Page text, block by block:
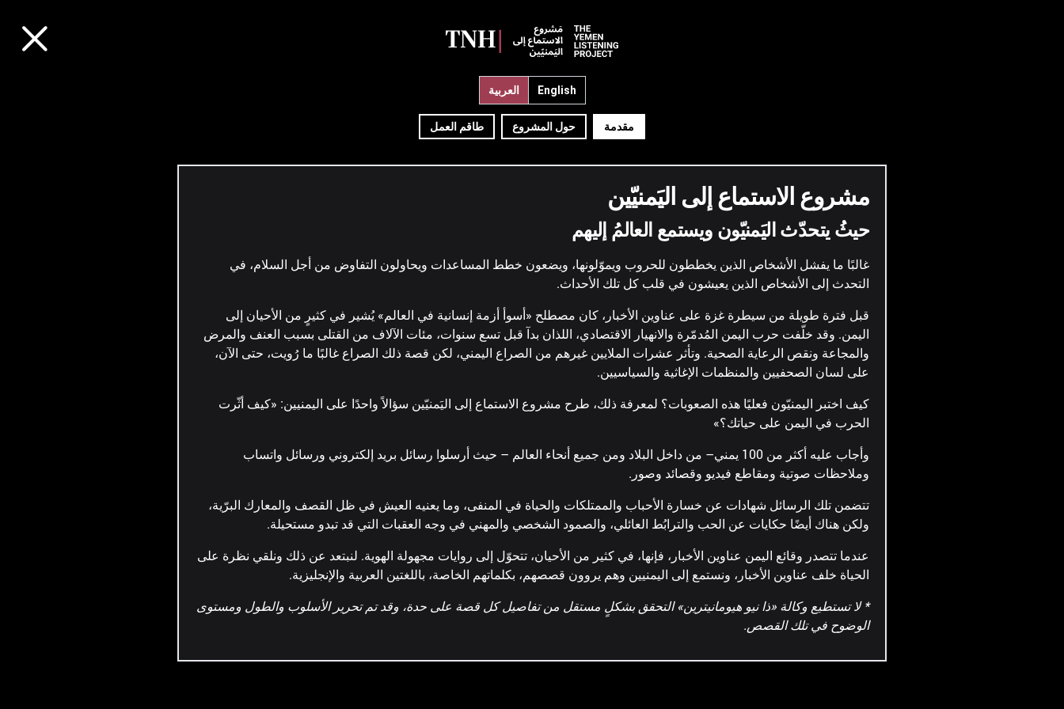
← جميع القصص →
الخميس الدّامي
وضحه شمسان، 39، من تعز
في صيف ٢٠١٩، الموافق ٣ أكتوبر، يوم الخميس الدّامي الذي قُتل فيه أخي أسامة الأشعري ورفيقه في
مدينة التربة، بمحافظة تعز، عمدًا وظلمًا أمام الجميع في الشارع العام لمديريّتنا، الذي أحدث رعبًا وفزعًا
لكل من كان هناك: نساء وأطفال ورجال. قتلوا على أيدي من يمثّلون الدولة، جنود ومن على متن سيارات
الدولة العسكرية. قتلوا فيها ابنائه وزوجته وأهله الذين كانوا ينتظرون عودته من السوق إلى البيت، ولكنّه
عاد جثة هامدة هو ورفيقه. وها نحن نقاضي جهات نافذة على سلطة القضاء والأمن الذي يحاول تمييع
القضية وإضاعة حق دماء أبرياء مثلهم مثل الكثير. هذا ما خلّفته حرب اليمن.
English العربية
مقدمة حول المشروع طاقم العمل
مشروع الاستماع إلى اليَمنيّين
حيثُ يتحدّث اليَمنيّون ويستمع العالمُ إليهم
غالبًا ما يفشل الأشخاص الذين يخططون للحروب ويموّلونها، ويضعون خطط المساعدات ويحاولون التفاوض من أجل السلام، في
التحدث إلى الأشخاص الذين يعيشون في قلب كل تلك الأحداث.
قبل فترة طويلة من سيطرة غزة على عناوين الأخبار، كان مصطلح «أسوأ أزمة إنسانية في العالم» يُشير في كثيرٍ من الأحيان إلى
اليمن. وقد خلّفت حرب اليمن المُدمّرة والانهيار الاقتصادي، اللذان بدآ قبل تسع سنوات، مئات الآلاف من القتلى بسبب العنف والمرض
والمجاعة ونقص الرعاية الصحية. وتأثر عشرات الملايين غيرهم من الصراع اليمني، لكن قصة ذلك الصراع غالبًا ما رُويت، حتى الآن،
على لسان الصحفيين والمنظمات الإغاثية والسياسيين.
كيف اختبر اليمنيّون فعليًا هذه الصعوبات؟ لمعرفة ذلك، طرح مشروع الاستماع إلى اليَمنيّين سؤالاً واحدًا على اليمنيين: «كيف أثّرت
الحرب في اليمن على حياتك؟»
وأجاب عليه أكثر من 100 يمني​– من داخل البلاد ومن جميع أنحاء العالم ​– حيث أرسلوا رسائل بريد إلكتروني ورسائل واتساب
وملاحظات صوتية ومقاطع فيديو وقصائد وصور.
تتضمن تلك الرسائل شهادات عن خسارة الأحباب والممتلكات والحياة في المنفى، وما يعنيه العيش في ظل القصف والمعارك البرّية،
ولكن هناك أيضًا حكايات عن الحب والترابُط العائلي، والصمود الشخصي والمهني في وجه العقبات التي قد تبدو مستحيلة.
عندما تتصدر وقائع اليمن عناوين الأخبار، فإنها، في كثير من الأحيان، تتحوّل إلى روايات مجهولة الهوية. لنبتعد عن ذلك ونلقي نظرة على
الحياة خلف عناوين الأخبار، ونستمع إلى اليمنيين وهم يروون قصصهم، بكلماتهم الخاصة، باللغتين العربية والإنجليزية.
* لا تستطيع وكالة «ذا نيو هيومانيترين» التحقق بشكلٍ مستقل من تفاصيل كل قصة على حدة، وقد تم تحرير الأسلوب والطول ومستوى
الوضوح في تلك القصص.